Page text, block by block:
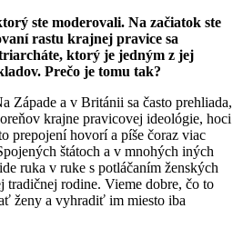
ste moderovali. Na začiatok ste
rastu krajnej pravice sa
ktorý je jedným z jej
Prečo je tomu tak?
Západe a v Británii sa často prehliada,
krajne pravicovej ideológie, hoci
prepojení hovorí a píše čoraz viac
štátoch a v mnohých iných
ruka v ruke s potláčaním ženských
tradičnej rodine. Vieme dobre, čo to
ženy a vyhradiť im miesto iba